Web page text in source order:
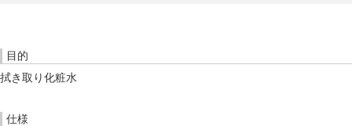
目的
拭き取り化粧水
仕様